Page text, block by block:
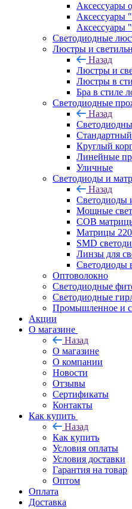
Аксессуары
Аксессуары
Аксессуары
Светодиодные
Люстры и
Назад
Люстры и
Люстры в
Бра в стиле
Светодиодные
Назад
Круглый
Линейные
Уличные
Светодиоды и
Назад
Светодиоды
Мощные
COB
Матрицы
SMD
Линзы для
Светодиоды
Оптоволокно
Светодиодные
Светодиодные
Промышленное и
Акции
О магазине
Назад
О магазине
О компании
Новости
Отзывы
Сертификаты
Контакты
Как купить
Назад
Как купить
Условия оплаты
Условия доставки
Гарантия на товар
Оптом
Оплата
Доставка